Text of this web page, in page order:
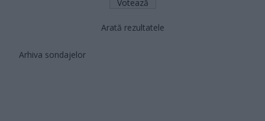
Arată rezultatele
Arhiva sondajelor